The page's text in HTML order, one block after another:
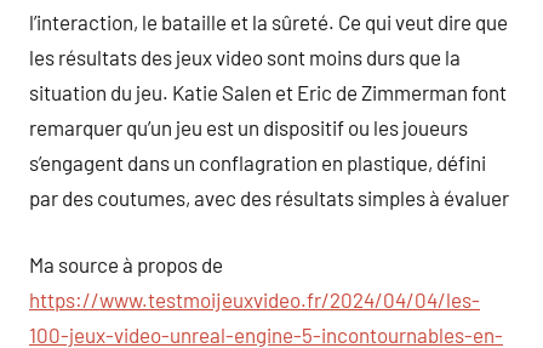
l’interaction, le bataille et la sûreté. Ce qui veut dire que
les résultats des jeux video sont moins durs que la
situation du jeu. Katie Salen et Eric de Zimmerman font
remarquer qu’un jeu est un dispositif ou les joueurs
s’engagent dans un conflagration en plastique, défini
par des coutumes, avec des résultats simples à évaluer
Ma source à propos de
https://www.testmoijeuxvideo.fr/2024/04/04/les-
100-jeux-video-unreal-engine-5-incontournables-en-